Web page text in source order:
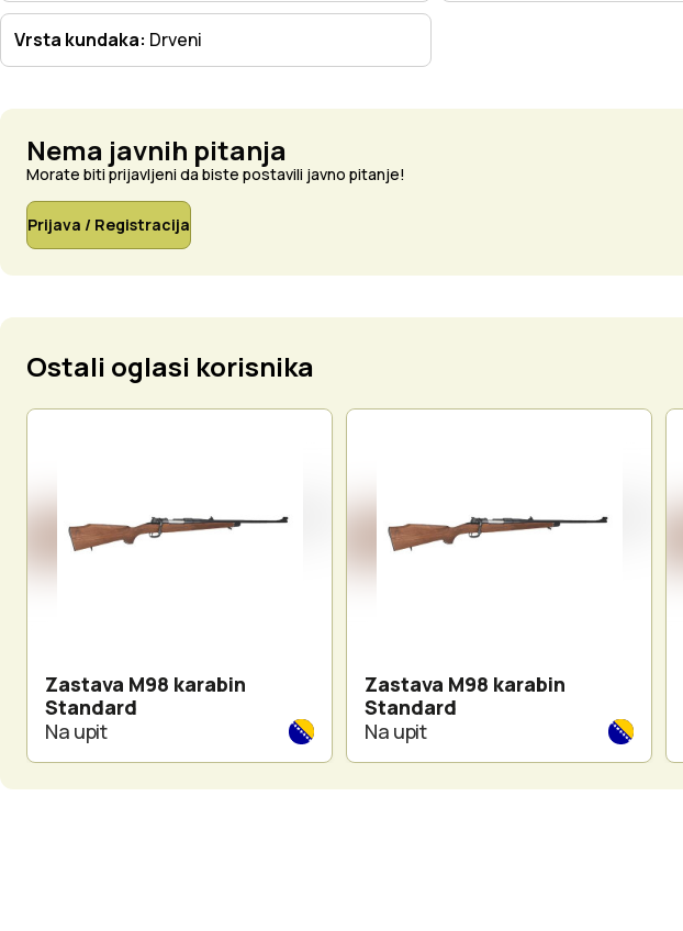
Vrsta kundaka: Drveni
Nema javnih pitanja
Morate biti prijavljeni da biste postavili javno pitanje!
Prijava / Registracija
Ostali oglasi korisnika
Zastava M98 karabin
Standard
Na upit
Zastava M98 karabin
Standard
Na upit